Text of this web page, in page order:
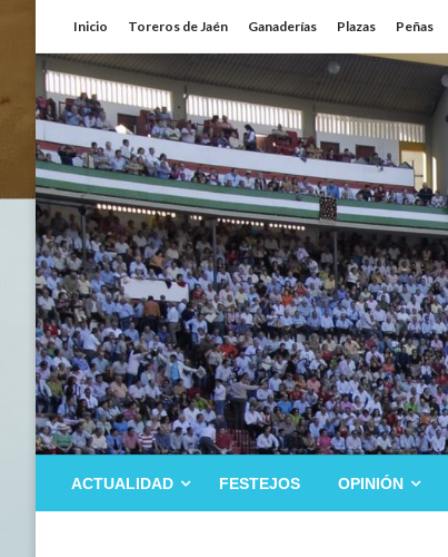
contenido
Inicio Toreros de Jaén Ganaderías Plazas Peñas
ACTUALIDAD FESTEJOS OPINIÓN